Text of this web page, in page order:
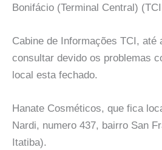
Bonifácio (Terminal Central)
Cabine de Informações TCI, até
consultar devido os problemas
local esta fechado.
Hanate Cosméticos, que fica
Nardi, numero 437, bairro San
Itatiba).